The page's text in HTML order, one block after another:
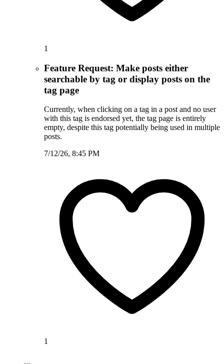
1
Feature Request: Make posts either
searchable by tag or display posts on the
tag page
Currently, when clicking on a tag in a post and no user
with this tag is endorsed yet, the tag page is entirely
empty, despite this tag potentially being used in multiple
posts.
7/12/26, 8:45 PM
1